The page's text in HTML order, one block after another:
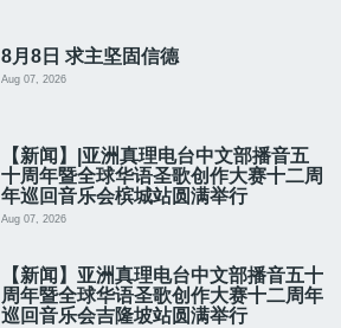
8月8日 求主坚固信德
Aug 07, 2026
【新闻】|亚洲真理电台中文部播音五
十周年暨全球华语圣歌创作大赛十二周
年巡回音乐会槟城站圆满举行
Aug 07, 2026
【新闻】亚洲真理电台中文部播音五十
周年暨全球华语圣歌创作大赛十二周年
巡回音乐会吉隆坡站圆满举行